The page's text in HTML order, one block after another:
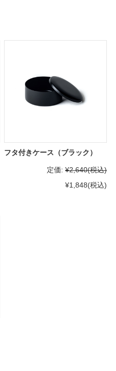
フタ付きケース（ブラック）
定価: ¥2,640(税込)
¥1,848(税込)